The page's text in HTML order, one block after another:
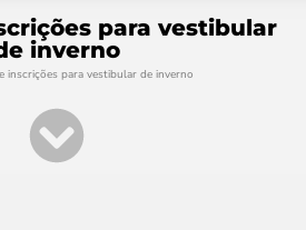
para vestibular
inverno
inscrições para vestibular de inverno